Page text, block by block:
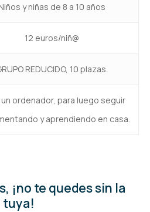
y niñas de 8 a 10 años
12 euros/niñ@
REDUCIDO, 10 plazas.
ordenador, para luego seguir
y aprendiendo en casa.
¡no te quedes sin la
tuya!